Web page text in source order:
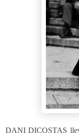
DANI DICOSTAS